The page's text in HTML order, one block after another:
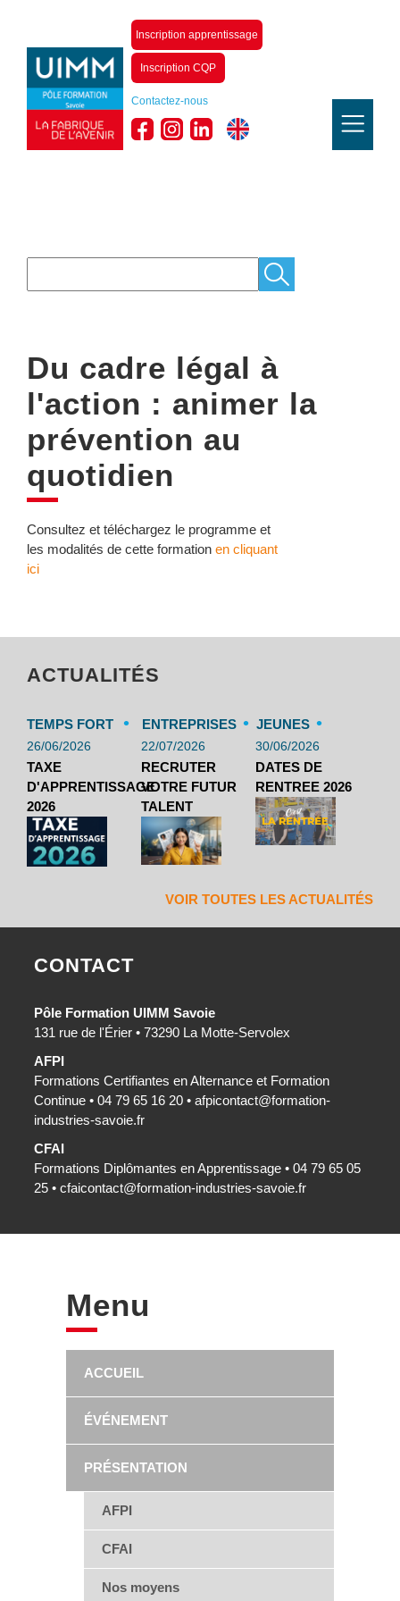
Inscription apprentissage
Inscription CQP
Contactez-nous
Du cadre légal à
l'action : animer la
prévention au
quotidien
Consultez et téléchargez le programme et
les modalités de cette formation en cliquant
ici
ACTUALITÉS
TEMPS FORT •
26/06/2026
TAXE
D'APPRENTISSAGE
2026
ENTREPRISES •
22/07/2026
RECRUTER
VOTRE FUTUR
TALENT
JEUNES •
30/06/2026
DATES DE
RENTREE 2026
VOIR TOUTES LES ACTUALITÉS
CONTACT
Pôle Formation UIMM Savoie
131 rue de l'Érier • 73290 La Motte-Servolex
AFPI
Formations Certifiantes en Alternance et Formation
Continue • 04 79 65 16 20 • afpicontact@formation-
industries-savoie.fr
CFAI
Formations Diplômantes en Apprentissage • 04 79 65 05
25 • cfaicontact@formation-industries-savoie.fr
Menu
ACCUEIL
ÉVÉNEMENT
PRÉSENTATION
AFPI
CFAI
Nos moyens